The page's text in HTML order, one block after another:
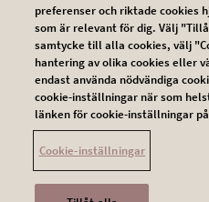
© 2026 Novartis AG
This website is
preferenser och riktade cookies
som är relevant för dig. Välj
samtycke till alla cookies, välj
hantering av olika cookies eller
endast använda nödvändiga
cookie-inställningar när som
länken för cookie-inställningar
Cookie-inställningar